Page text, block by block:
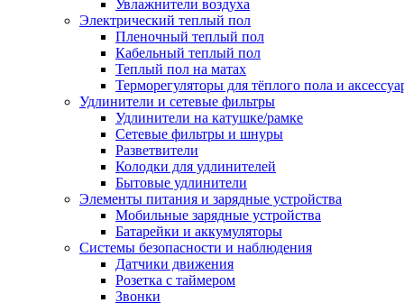
Увлажнители воздуха
Электрический теплый пол
Пленочный теплый пол
Кабельный теплый пол
Теплый пол на матах
Терморегуляторы для тёплого пола и
Удлинители и сетевые фильтры
Удлинители на катушке/рамке
Сетевые фильтры и шнуры
Разветвители
Колодки для удлинителей
Бытовые удлинители
Элементы питания и зарядные устройства
Мобильные зарядные устройства
Батарейки и аккумуляторы
Системы безопасности и наблюдения
Датчики движения
Розетка с таймером
Звонки